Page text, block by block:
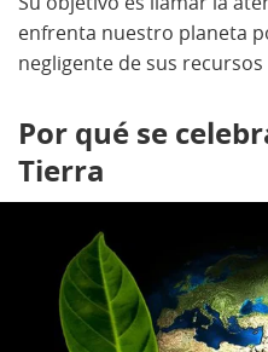
enfrenta nuestro planeta
negligente de sus
Por qué se
Tierra